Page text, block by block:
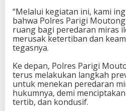
2
0
2
6
“Melalui kegiatan ini, kami
bahwa Polres Parigi
ruang bagi peredaran miras
merusak ketertiban dan
tegasnya.
Ke depan, Polres Parigi
terus melakukan langkah
untuk menekan peredaran
hukumnya, demi
tertib, dan kondusif.